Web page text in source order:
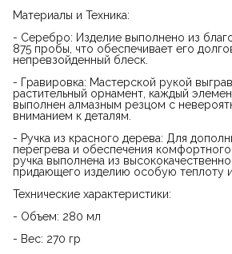
Материалы и Техника:
- Серебро: Изделие выполнено из
875 пробы, что обеспечивает его
непревзойденный блеск.
- Гравировка: Мастерской рукой
растительный орнамент, каждый
выполнен алмазным резцом с
вниманием к деталям.
- Ручка из красного дерева: Для
перегрева и обеспечения комфортного
ручка выполнена из
придающего изделию особую теплоту и
Технические характеристики:
- Объем: 280 мл
- Вес: 270 гр